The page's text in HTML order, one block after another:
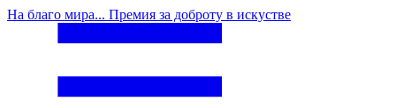
На благо мира... Премия за доброту в искустве